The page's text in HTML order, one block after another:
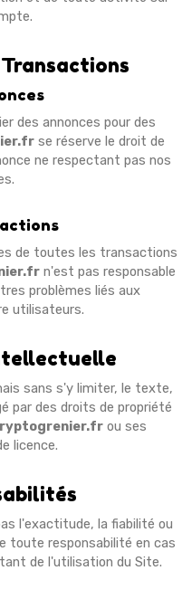
des annonces pour des
se réserve le droit de
ne respectant pas nos
de toutes les transactions
n'est pas responsable
problèmes liés aux
utilisateurs.
sans s'y limiter, le texte,
par des droits de propriété
ou ses
licence.
l'exactitude, la fiabilité ou
toute responsabilité en cas
de l'utilisation du Site.